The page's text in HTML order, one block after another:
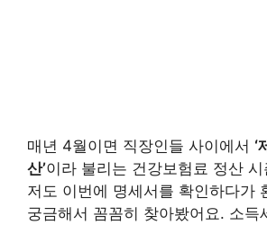
매년 4월이면 직장인들 사이에서 ‘
산’이라 불리는 건강보험료 정산
저도 이번에 명세서를 확인하다가
궁금해서 꼼꼼히 찾아봤어요. 소득